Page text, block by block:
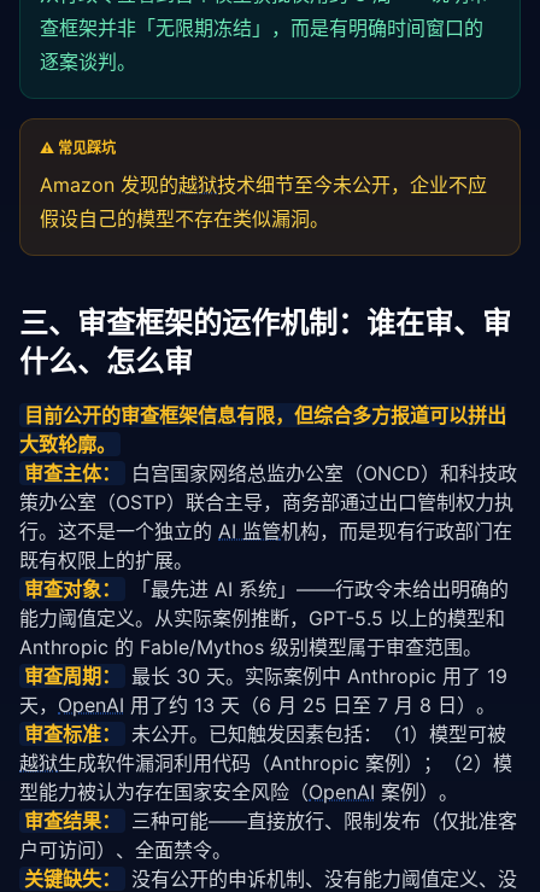
查框架并非「无限期冻结」，而是有明确时间窗口的
逐案谈判。
⚠️ 常见踩坑
Amazon 发现的越狱技术细节至今未公开，企业不应
假设自己的模型不存在类似漏洞。
三、审查框架的运作机制：谁在审、审
什么、怎么审
目前公开的审查框架信息有限，但综合多方报道可以拼出
大致轮廓。
审查主体：
白宫国家网络总监办公室（ONCD）和科技政
策办公室（OSTP）联合主导，商务部通过出口管制权力执
行。这不是一个独立的 AI 监管机构，而是现有行政部门在
既有权限上的扩展。
审查对象：
「最先进 AI 系统」——行政令未给出明确的
能力阈值定义。从实际案例推断，GPT-5.5 以上的模型和
Anthropic 的 Fable/Mythos 级别模型属于审查范围。
审查周期：
最长 30 天。实际案例中 Anthropic 用了 19
天， OpenAI 用了约 13 天（6 月 25 日至 7 月 8 日）。
审查标准：
未公开。已知触发因素包括：（1）模型可被
越狱生成软件漏洞利用代码（Anthropic 案例）；（2）模
型能力被认为存在国家安全风险（OpenAI 案例）。
审查结果：
三种可能——直接放行、限制发布（仅批准客
户可访问）、全面禁令。
关键缺失：
没有公开的申诉机制、没有能力阈值定义、没